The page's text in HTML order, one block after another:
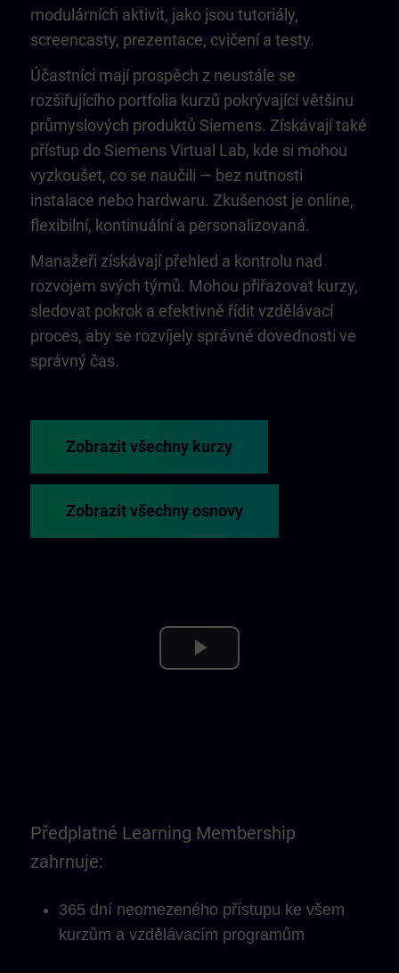
modulárních aktivit, jako jsou tutoriály,
screencasty, prezentace, cvičení a testy.
Účastníci mají prospěch z neustále se
rozšiřujícího portfolia kurzů pokrývající většinu
průmyslových produktů Siemens. Získávají také
přístup do Siemens Virtual Lab, kde si mohou
vyzkoušet, co se naučili — bez nutnosti
instalace nebo hardwaru. Zkušenost je online,
flexibilní, kontinuální a personalizovaná.
Manažeři získávají přehled a kontrolu nad
rozvojem svých týmů. Mohou přiřazovat kurzy,
sledovat pokrok a efektivně řídit vzdělávací
proces, aby se rozvíjely správné dovednosti ve
správný čas.
Zobrazit všechny kurzy
Zobrazit všechny osnovy
Play
Předplatné Learning Membership
zahrnuje:
365 dní neomezeného přístupu ke všem
kurzům a vzdělávacím programům